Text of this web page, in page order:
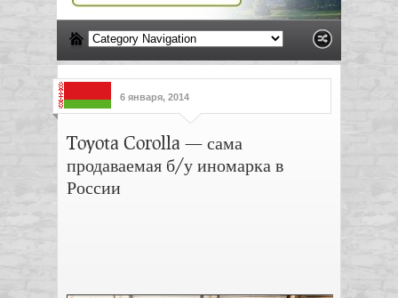
6 января, 2014
Toyota Corolla — сама
продаваемая б/у иномарка в
России